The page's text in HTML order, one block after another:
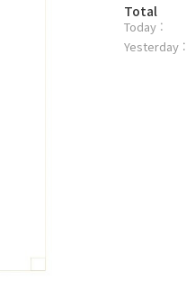
방
문
자
Total
Today :
Yesterday :